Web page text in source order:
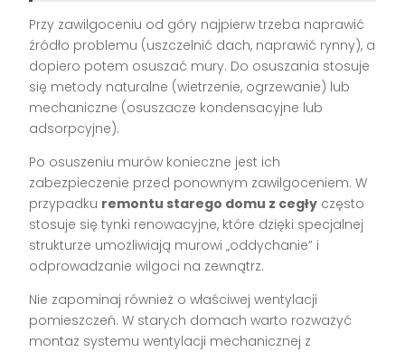
Przy zawilgoceniu od góry najpierw trzeba naprawić
źródło problemu (uszczelnić dach, naprawić rynny), a
dopiero potem osuszać mury. Do osuszania stosuje
się metody naturalne (wietrzenie, ogrzewanie) lub
mechaniczne (osuszacze kondensacyjne lub
adsorpcyjne).
Po osuszeniu murów konieczne jest ich
zabezpieczenie przed ponownym zawilgoceniem. W
przypadku remontu starego domu z cegły często
stosuje się tynki renowacyjne, które dzięki specjalnej
strukturze umożliwiają murowi „oddychanie” i
odprowadzanie wilgoci na zewnątrz.
Nie zapominaj również o właściwej wentylacji
pomieszczeń. W starych domach warto rozważyć
montaż systemu wentylacji mechanicznej z